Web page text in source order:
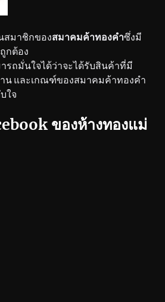
สมาชิกของสมาคมค้าทองคำซึ่งมี
กต้อง
รถมั่นใจได้ว่าจะได้รับสินค้าที่มี
น และเกณฑ์ของสมาคมค้าทองคำ
ใจ
ของห้างทองแม่